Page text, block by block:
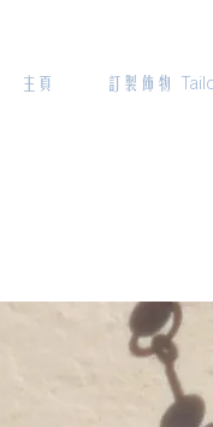
主頁 訂製飾物